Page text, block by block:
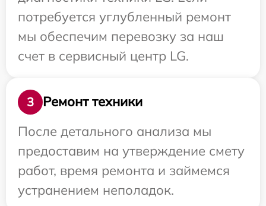
потребуется углубленный ремонт
мы обеспечим перевозку за наш
счет в сервисный центр LG.
3
Ремонт техники
После детального анализа мы
предоставим на утверждение смету
работ, время ремонта и займемся
устранением неполадок.